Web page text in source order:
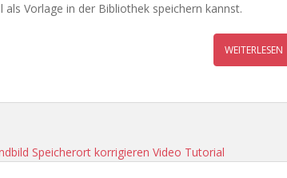
Vorlage in der Bibliothek speichern kannst.
WEITERLESEN